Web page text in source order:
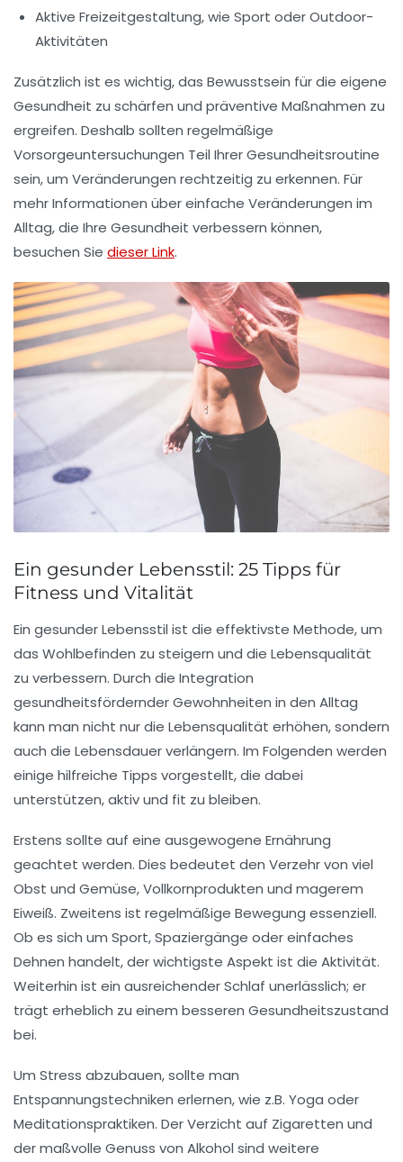
Aktive Freizeitgestaltung, wie Sport oder Outdoor-
Aktivitäten
Zusätzlich ist es wichtig, das Bewusstsein für die eigene
Gesundheit zu schärfen und präventive Maßnahmen zu
ergreifen. Deshalb sollten regelmäßige
Vorsorgeuntersuchungen Teil Ihrer Gesundheitsroutine
sein, um Veränderungen rechtzeitig zu erkennen. Für
mehr Informationen über einfache Veränderungen im
Alltag, die Ihre Gesundheit verbessern können,
besuchen Sie dieser Link.
Ein gesunder Lebensstil: 25 Tipps für
Fitness und Vitalität
Ein gesunder Lebensstil ist die effektivste Methode, um
das Wohlbefinden zu steigern und die Lebensqualität
zu verbessern. Durch die Integration
gesundheitsfördernder Gewohnheiten in den Alltag
kann man nicht nur die Lebensqualität erhöhen, sondern
auch die Lebensdauerverlängern. Im Folgenden werden
einige hilfreiche Tipps vorgestellt, die dabei
unterstützen, aktiv und fit zu bleiben.
Erstens sollte auf eine ausgewogene Ernährung
geachtet werden. Dies bedeutet den Verzehr von viel
Obst und Gemüse, Vollkornprodukten und magerem
Eiweiß. Zweitens ist regelmäßige Bewegung essenziell.
Ob es sich um Sport, Spaziergänge oder einfaches
Dehnen handelt, der wichtigste Aspekt ist die Aktivität.
Weiterhin ist ein ausreichenderSchlaf unerlässlich; er
trägt erheblich zu einem besseren Gesundheitszustand
bei.
Um Stress abzubauen, sollte man
Entspannungstechniken erlernen, wie z.B. Yoga oder
Meditationspraktiken. Der Verzicht auf Zigaretten und
der maßvolle Genuss von Alkohol sind weitere